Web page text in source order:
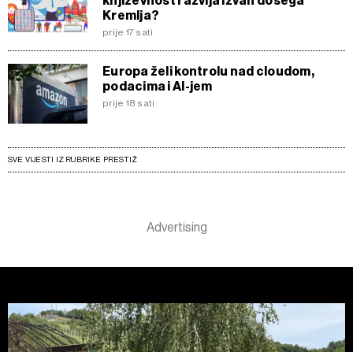
Kremlja?
prije 17 sati
Europa želi kontrolu nad cloudom,
podacima i AI-jem
prije 18 sati
SVE VIJESTI IZ RUBRIKE PRESTIŽ